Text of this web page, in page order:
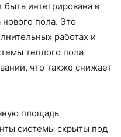
интегрирована в
пола. Это
работах и
теплого пола
что также снижает
площадь
системы скрыты под